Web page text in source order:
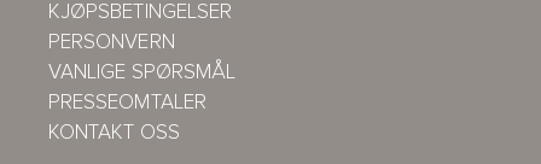
KJØPSBETINGELSER
PERSONVERN
VANLIGE SPØRSMÅL
PRESSEOMTALER
KONTAKT OSS